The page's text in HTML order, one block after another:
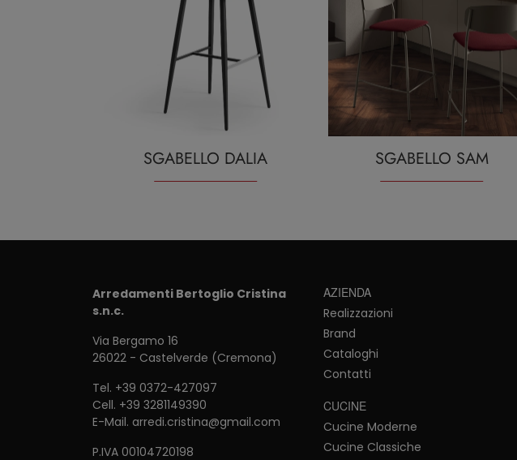
SGABELLO DALIA SGABELLO SAM
Arredamenti Bertoglio Cristina
s.n.c.
Via Bergamo 16
26022 - Castelverde (Cremona)
Tel. +39 0372-427097
Cell. +39 3281149390
E-Mail. arredi.cristina@gmail.com
P.IVA 00104720198
AZIENDA
Realizzazioni
Brand
Cataloghi
Contatti
CUCINE
Cucine Moderne
Cucine Classiche